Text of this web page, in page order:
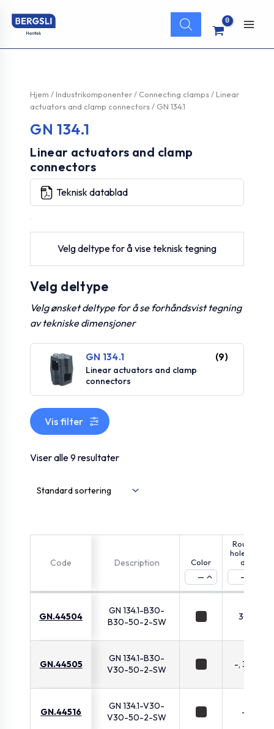
rett
innholdet
Products
search
Hjem / Industrikomponenter/ Connecting clamps/ Linear
actuators and clamp connectors/ GN 134.1
GN 134.1
Linear actuators and clamp
connectors
Teknisk datablad
Velg deltype for å vise teknisk tegning
Velg deltype
Velg ønsket deltype for å se forhåndsvist tegning
av tekniske dimensjoner
GN 134.1 (9)
Linear actuators and clamp
connectors
Vis filter
Viser alle 9 resultater
Code Description
Color
—
Round
hole (B)
d1
—
GN.44504
GN 134.1-B30-
B30-50-2-SW
30
GN.44505
GN 134.1-B30-
V30-50-2-SW
-, 30
GN.44516
GN 134.1-V30-
V30-50-2-SW
-